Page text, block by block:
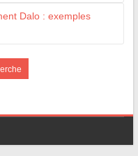
Dalo : exemples